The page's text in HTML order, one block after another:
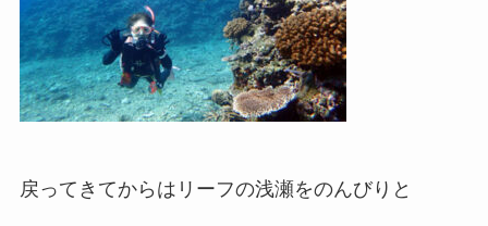
戻ってきてからはリーフの浅瀬をのんびりと